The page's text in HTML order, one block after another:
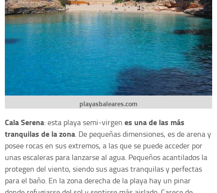
playasbaleares.com
Cala Serena: esta playa semi-virgen es una de las más
tranquilas de la zona. De pequeñas dimensiones, es de arena y
posee rocas en sus extremos, a las que se puede acceder por
unas escaleras para lanzarse al agua. Pequeños acantilados la
protegen del viento, siendo sus aguas tranquilas y perfectas
para el baño. En la zona derecha de la playa hay un pinar